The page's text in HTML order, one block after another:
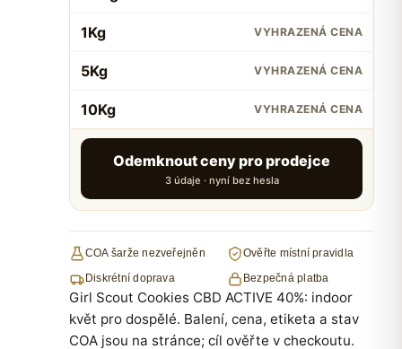
1Kg VYHRAZENÁ CENA
5Kg VYHRAZENÁ CENA
10Kg VYHRAZENÁ CENA
Odemknout ceny pro prodejce
3 údaje · nyní bez hesla
COA šarže nezveřejněn
Ověřte místní pravidla
Diskrétní doprava
Bezpečná platba
Girl Scout Cookies CBD ACTIVE 40%: indoor
květ pro dospělé. Balení, cena, etiketa a stav
COA jsou na stránce; cíl ověřte v checkoutu.